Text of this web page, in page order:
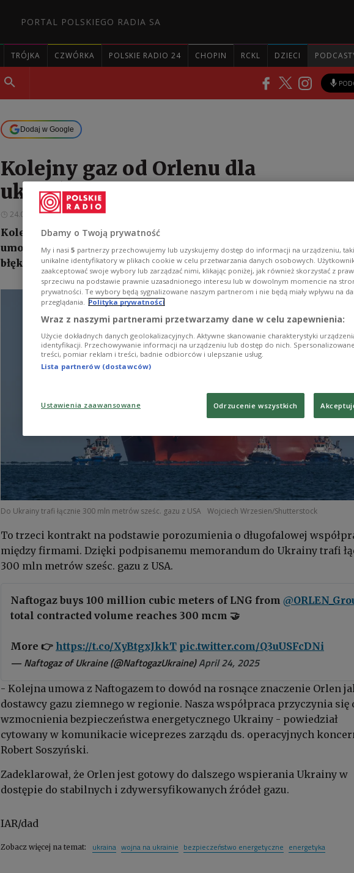
PORTAL POLSKIEGO RADIA SA
TRÓJKA CZWÓRKA POLSKIE RADIO 24 CHOPIN RCKL DZIECI
Dodaj w Google
Kolejny gaz od Orlenu dla
ukraińskiego Naftohazu
24.04.2025 14:36
Kolejny gaz od Orlenu dla ukraińskiego Naftohazu. Spółki zawarły
umowę na dostawę następnych 100 milionów metrów sześciennych
błękitnego surowca.
Do Ukrainy trafi łącznie 300 mln metrów sześc. gazu z USA Wojciech Wrzesien/Shutterstock
To trzeci kontrakt na podstawie porozumienia o długofalowej
między firmami. Dzięki podpisanemu memorandum do Ukrainy trafi
300 mln metrów sześc. gazu z USA.
Naftogaz buys 100 million cubic meters of LNG from
total contracted volume reaches 300 mcm 🤝
More 👉 https://t.co/XyBtgxJkkT pic.twitter.com/Q3uUSFcDNi
— Naftogaz of Ukraine (@NaftogazUkraine)April 24, 2025
- Kolejna umowa z Naftogazem to dowód na rosnące znaczenie Orlen
dostawcy gazu ziemnego w regionie. Nasza współpraca przyczynia się
wzmocnienia bezpieczeństwa energetycznego Ukrainy - powiedział
cytowany w komunikacie wiceprezes zarządu ds. operacyjnych
Robert Soszyński.
Zadeklarował, że Orlen jest gotowy do dalszego wspierania Ukrainy w
dostępie do stabilnych i zdywersyfikowanych źródeł gazu.
IAR/dad
Zobacz więcej na temat: ukraina wojna na ukrainie bezpieczeństwo energetyczne energetyka
Dbamy o Twoją prywatność
My i nasi 5 partnerzy przechowujemy lub uzyskujemy dostęp do informacji na urządzeniu,
unikalne identyfikatory w plikach cookie w celu przetwarzania danych osobowych.
zaakceptować swoje wybory lub zarządzać nimi, klikając poniżej, jak również skorzystać z
sprzeciwu na podstawie prawnie uzasadnionego interesu lub w dowolnym momencie na
prywatności. Te wybory będą sygnalizowane naszym partnerom i nie będą miały wpływu na
przeglądania. Polityka prywatności
Wraz z naszymi partnerami przetwarzamy dane w celu zapewnienia:
Użycie dokładnych danych geolokalizacyjnych. Aktywne skanowanie charakterystyki
identyfikacji. Przechowywanie informacji na urządzeniu lub dostęp do nich.
treści, pomiar reklam i treści, badnie odbiorców i ulepszanie usług.
Lista partnerów (dostawców)
Ustawienia zaawansowane Odrzucenie wszystkich